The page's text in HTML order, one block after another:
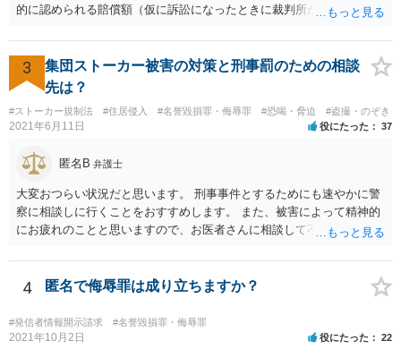
的に認められる賠償額（仮に訴訟になったときに裁判所が認める金
は、ご相談者様が、そのなりすましアカウントを使い、Ｔｉｎｄｅｒ
上で具体的にどのような内容・程度のやり取りをしたのかといった個
別的な事情に左右されます。 また、その他のお尋ねの点ですが、 ・将
来返還義務のある奨学金であっても、いったんご相談者様の口座に入
ったお金はご相談者様の財産としてカウントされます。 ・ご両親の財
産はご相談者様の財産とは扱われません。もっとも、相手方がご相談
者様に対し、賠償金の用意のためご両親に協力を依頼するよう求めて
くることはあり得ます。 ・弁護士から連絡がある場合、通常は、連絡
先・請求額・支払先などが記載された書面が郵送されてくる場合が多
いと思料いたします。
3
集団ストーカー被害の対策と刑事罰のための相談
先は？
#ストーカー規制法 #住居侵入 #名誉毀損罪・侮辱罪 #恐喝・脅迫 #盗撮・のぞき
2021年6月11日 役にたった 37
匿名B 弁護士
大変おつらい状況だと思います。 刑事事件とするためにも速やかに警
察に相談しに行くことをおすすめします。 また、被害によって精神的
にお疲れのことと思いますので、お医者さんに相談して不安な気持ち
4 匿名で侮辱罪は成り立ちますか？
#発信者情報開示請求 #名誉毀損罪・侮辱罪
2021年10月2日 役にたった 22